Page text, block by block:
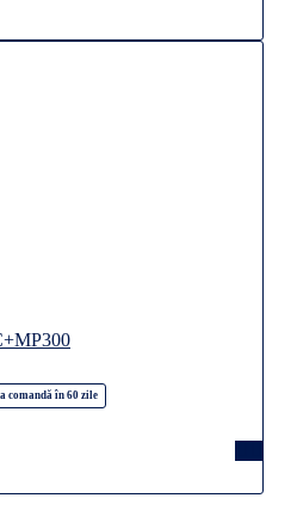
comandă în 60 zile